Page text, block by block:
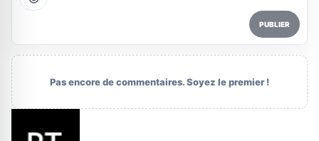
PUBLIER
Pas encore de commentaires. Soyez le premier !